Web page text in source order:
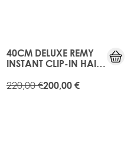
40CM DELUXE REMY
INSTANT CLIP-IN HAIR
MELROSE
220,00 €200,00 €